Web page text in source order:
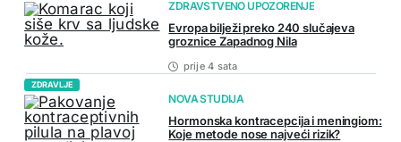
ZDRAVSTVENO UPOZORENJE
Evropa bilježi preko 240 slučajeva
groznice Zapadnog Nila
prije 4 sata
ZDRAVLJE
NOVA STUDIJA
Hormonska kontracepcija i meningiom:
Koje metode nose najveći rizik?